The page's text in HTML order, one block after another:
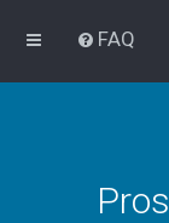
FAQ